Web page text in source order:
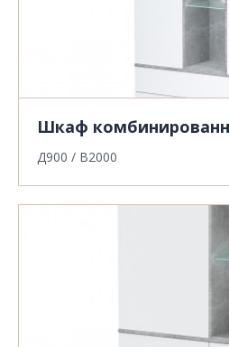
Шкаф
Д900 / В2000